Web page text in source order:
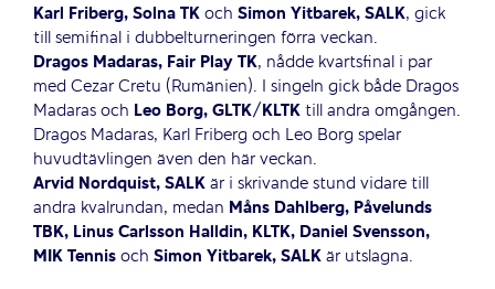
Karl Friberg, Solna TKoch Simon Yitbarek, SALK, gick
till semifinal i dubbelturneringen förra veckan.
Dragos Madaras, Fair Play TK, nådde kvartsfinal i par
med Cezar Cretu (Rumänien). I singeln gick både Dragos
Madaras och Leo Borg, GLTK/KLTKtill andra omgången.
Dragos Madaras, Karl Friberg och Leo Borg spelar
huvudtävlingen även den här veckan.
Arvid Nordquist, SALKär i skrivande stund vidare till
andra kvalrundan, medan Måns Dahlberg, Påvelunds
TBK, Linus Carlsson Halldin, KLTK, Daniel Svensson,
MIK Tennisoch Simon Yitbarek, SALKär utslagna.